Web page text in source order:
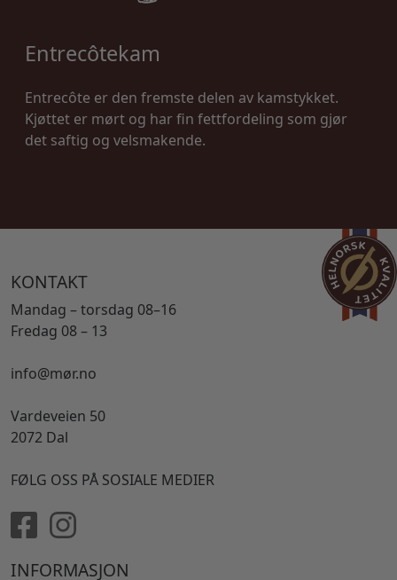
Entrecôtekam
Entrecôte er den fremste delen av kamstykket.
Kjøttet er mørt og har fin fettfordeling som gjør
det saftig og velsmakende.
KONTAKT
Mandag – torsdag 08–16
Fredag 08 – 13
info@mør.no
Vardeveien 50
2072 Dal
FØLG OSS PÅ SOSIALE MEDIER
INFORMASJON